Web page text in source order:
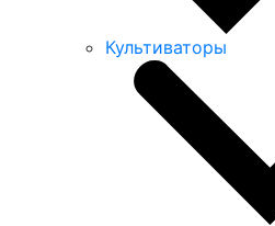
Культиваторы